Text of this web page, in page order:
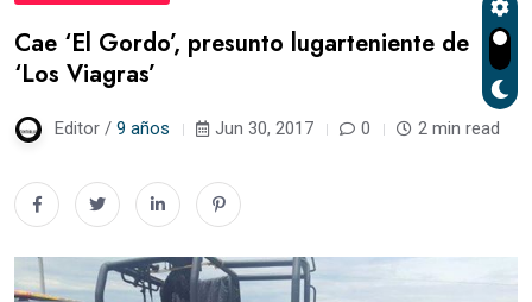
Cae ‘El Gordo’, presunto lugarteniente de
‘Los Viagras’
Editor / 9 años Jun 30, 2017 0 2 min read